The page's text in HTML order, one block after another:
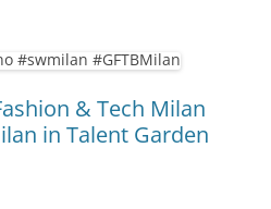
& Tech Milan
in Talent Garden